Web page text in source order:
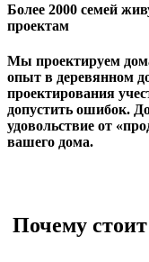
Более 2000 семей
проектам
Мы проектируем
опыт в деревянном
проектирования
допустить ошибок.
удовольствие от
вашего дома.
Почему стоит